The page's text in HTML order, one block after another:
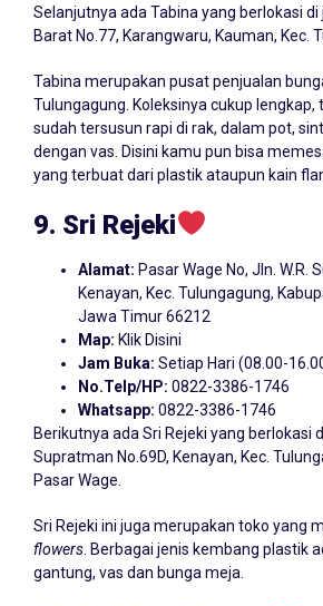
Selanjutnya ada Tabina yang berlokasi
Barat No.77, Karangwaru, Kauman, Kec.
Tabina merupakan pusat penjualan
Tulungagung. Koleksinya cukup lengkap,
sudah tersusun rapi di rak, dalam pot,
dengan vas. Disini kamu pun bisa
yang terbuat dari plastik ataupun kain
9. Sri Rejeki
Alamat: Pasar Wage No, Jln. W.R.
Kenayan, Kec. Tulungagung,
Jawa Timur 66212
Map: Klik Disini
Jam Buka: Setiap Hari (08.00-
No.Telp/HP: 0822-3386-1746
Whatsapp: 0822-3386-1746
Berikutnya ada Sri Rejeki yang berlokasi
Supratman No.69D, Kenayan, Kec.
Pasar Wage.
Sri Rejeki ini juga merupakan toko yang
flowers . Berbagai jenis kembang plastik
gantung, vas dan bunga meja.